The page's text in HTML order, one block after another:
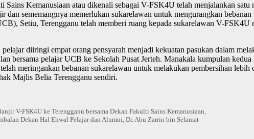
Sains Kemanusiaan atau dikenali sebagai V-FSK4U telah menjalankan
dan sememangnya memerlukan sukarelawan untuk mengurangkan
Setiu, Terengganu telah memberi ruang kepada sukarelawan V-FSK4U
diiringi empat orang pensyarah menjadi kekuatan pasukan dalam
bersama pelajar UCB ke Sekolah Pusat Jerteh. Manakala kumpulan
meringankan bebanan sukarelawan untuk melakukan pembersihan
Majlis Belia Terengganu sendiri.
V-FSK4U ke Terengganu bersama Dekan Fakulti Sains Kemanusiaan,
Dekan Hal Ehwal Pelajar dan Alumni, Dr. Abu Zarrin bin Selamat